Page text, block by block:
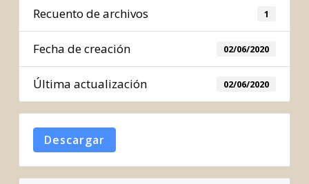
Recuento de archivos 1
Fecha de creación 02/06/2020
Última actualización 02/06/2020
Descargar